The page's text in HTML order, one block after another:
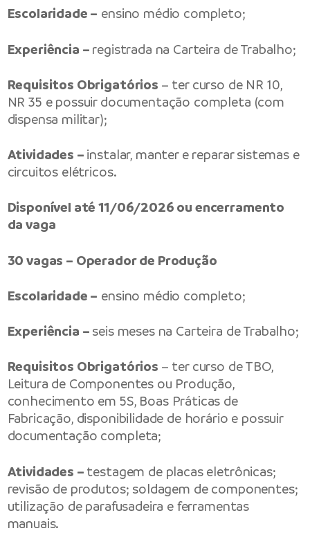
Escolaridade – ensino médio completo;
Experiência – registrada na Carteira de Trabalho;
Requisitos Obrigatórios – ter curso de NR 10,
NR 35 e possuir documentação completa (com
dispensa militar);
Atividades – instalar, manter e reparar sistemas e
circuitos elétricos.
Disponível até 11/06/2026 ou encerramento
da vaga
30 vagas – Operador de Produção
Escolaridade – ensino médio completo;
Experiência – seis meses na Carteira de Trabalho;
Requisitos Obrigatórios – ter curso de TBO,
Leitura de Componentes ou Produção,
conhecimento em 5S, Boas Práticas de
Fabricação, disponibilidade de horário e possuir
documentação completa;
Atividades – testagem de placas eletrônicas;
revisão de produtos; soldagem de componentes;
utilização de parafusadeira e ferramentas
manuais.